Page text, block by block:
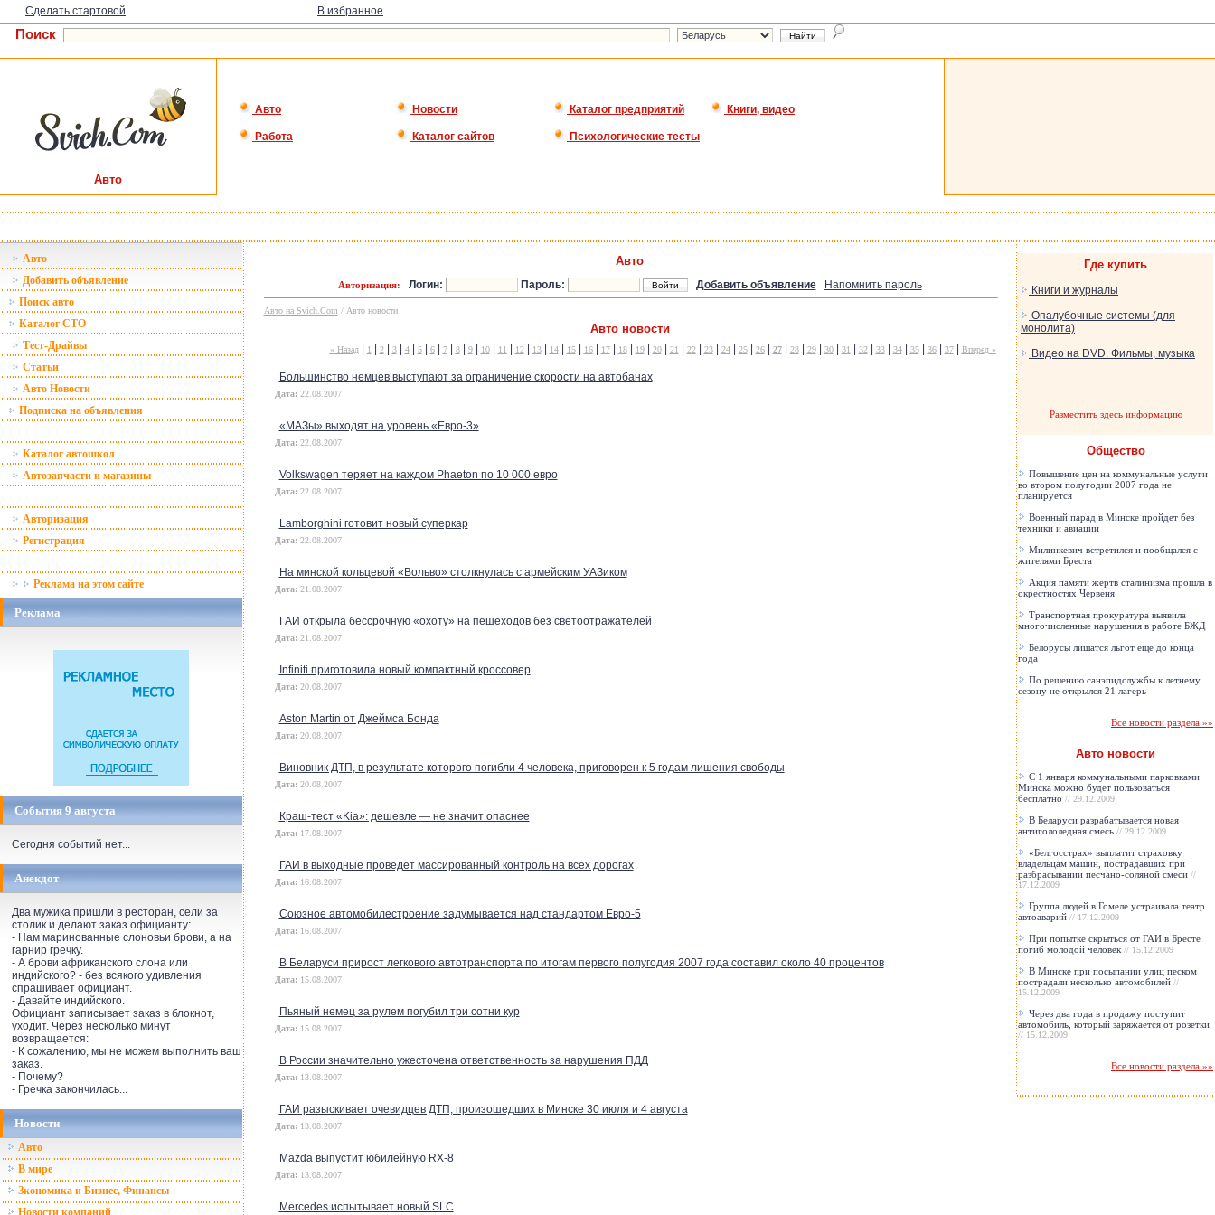
Сделать стартовой В избранное
Поиск
Авто
Авто Новости Каталог предприятий Книги, видео
Работа Каталог сайтов Психологические тесты
Авто
Добавить объявление
Поиск авто
Каталог СТО
Тест-Драйвы
Статьи
Авто Новости
Подписка на объявления
Каталог автошкол
Автозапчасти и магазины
Авторизация
Регистрация
Реклама на этом сайте
Реклама
События 9 августа
Сегодня событий нет...
Анекдот
Два мужика пришли в ресторан, сели за
столик и делают заказ официанту:
- Нам маринованные слоновьи брови, а на
гарнир гречку.
- А брови африканского слона или
индийского? - без всякого удивления
спрашивает официант.
- Давайте индийского.
Официант записывает заказ в блокнот,
уходит. Через несколько минут
возвращается:
- К сожалению, мы не можем выполнить ваш
заказ.
- Почему?
- Гречка закончилась...
Новости
Авто
В мире
Зкономика и Бизнес, Финансы
Новости компаний
Авто
Авторизация: Логин: Пароль: Добавить объявление Напомнить пароль
Авто на Svich.Com / Авто новости
Авто новости
« Назад| 1 2| 3| 4| 5| 6| 7| 8| 9| 10| 11 12| 13| 14| 15| 16| 17| 18| 19| 20| 21 22| 23| 24| 25| 26| 27| 28| 29| 30| 31 32| 33| 34| 35| 36| 37| Вперед »
Большинство немцев выступают за ограничение скорости на автобанах
Дата: 22.08.2007
«МАЗы» выходят на уровень «Евро-3»
Дата: 22.08.2007
Volkswagen теряет на каждом Phaeton по 10 000 евро
Дата: 22.08.2007
Lamborghini готовит новый суперкар
Дата: 22.08.2007
На минской кольцевой «Вольво» столкнулась с армейским УАЗиком
Дата: 21.08.2007
ГАИ открыла бессрочную «охоту» на пешеходов без светоотражателей
Дата: 21.08.2007
Infiniti приготовила новый компактный кроссовер
Дата: 20.08.2007
Aston Martin от Джеймса Бонда
Дата: 20.08.2007
Виновник ДТП, в результате которого погибли 4 человека, приговорен к 5 годам лишения свободы
Дата: 20.08.2007
Краш-тест «Kia»: дешевле — не значит опаснее
Дата: 17.08.2007
ГАИ в выходные проведет массированный контроль на всех дорогах
Дата: 16.08.2007
Союзное автомобилестроение задумывается над стандартом Евро-5
Дата: 16.08.2007
В Беларуси прирост легкового автотранспорта по итогам первого полугодия 2007 года составил около 40 процентов
Дата: 15.08.2007
Пьяный немец за рулем погубил три сотни кур
Дата: 15.08.2007
В России значительно ужесточена ответственность за нарушения ПДД
Дата: 13.08.2007
ГАИ разыскивает очевидцев ДТП, произошедших в Минске 30 июля и 4 августа
Дата: 13.08.2007
Mazda выпустит юбилейную RX-8
Дата: 13.08.2007
Mercedes испытывает новый SLC
Где купить
Книги и журналы
Опалубочные системы (для
монолита)
Видео на DVD. Фильмы, музыка
Разместить здесь информацию
Общество
Повышение цен на коммунальные услуги
во втором полугодии 2007 года не
планируется
Военный парад в Минске пройдет без
техники и авиации
Милинкевич встретился и пообщался с
жителями Бреста
Акция памяти жертв сталинизма прошла в
окрестностях Червеня
Транспортная прокуратура выявила
многочисленные нарушения в работе БЖД
Белорусы лишатся льгот еще до конца
года
По решению санэпидслужбы к летнему
сезону не открылся 21 лагерь
Все новости раздела »»
Авто новости
С 1 января коммунальными парковками
Минска можно будет пользоваться
бесплатно // 29.12.2009
В Беларуси разрабатывается новая
антигололедная смесь // 29.12.2009
«Белгосстрах» выплатит страховку
владельцам машин, пострадавших при
разбрасывании песчано-соляной смеси //
17.12.2009
Группа людей в Гомеле устраивала театр
автоаварий // 17.12.2009
При попытке скрыться от ГАИ в Бресте
погиб молодой человек // 15.12.2009
В Минске при посыпании улиц песком
пострадали несколько автомобилей //
15.12.2009
Через два года в продажу поступит
автомобиль, который заряжается от розетки
// 15.12.2009
Все новости раздела »»